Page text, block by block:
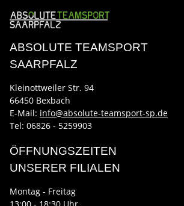
ABSOLUTE TEAMSPORT
SAARPFALZ
Kleinottweiler Str. 94
66450 Bexbach
E-Mail: info@absolute-teamsport-sp.de
Tel: 06826 - 5259903
ÖFFNUNGSZEITEN
UNSERER FILIALEN
Montag - Freitag
13:00 - 18:30 Uhr